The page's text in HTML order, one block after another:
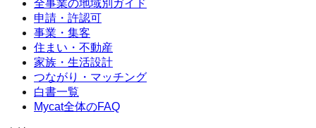
全事業の地域別ガイド
申請・許認可
事業・集客
住まい・不動産
家族・生活設計
つながり・マッチング
白書一覧
Mycat全体のFAQ